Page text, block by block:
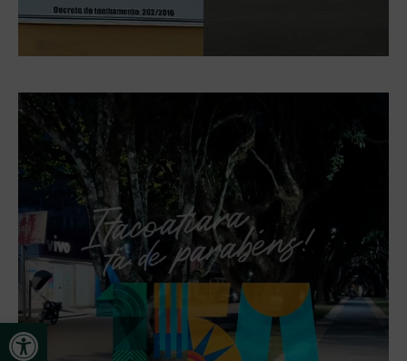
Open toolbar